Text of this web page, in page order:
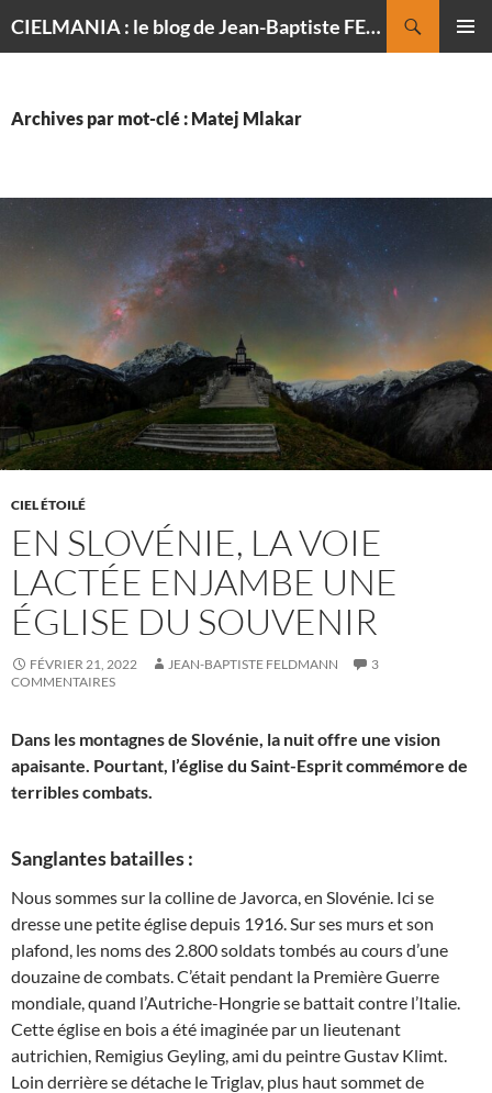
CIELMANIA : le blog de Jean-Baptiste FELDMANN, photographe du ciel
Archives par mot-clé : Matej Mlakar
CIEL ÉTOILÉ
EN SLOVÉNIE, LA VOIE
LACTÉE ENJAMBE UNE
ÉGLISE DU SOUVENIR
FÉVRIER 21, 2022 JEAN-BAPTISTE FELDMANN
3
COMMENTAIRES
Dans les montagnes de Slovénie, la nuit offre une vision
apaisante. Pourtant, l’église du Saint-Esprit commémore de
terribles combats.
Sanglantes batailles :
Nous sommes sur la colline de Javorca, en Slovénie. Ici se
dresse une petite église depuis 1916. Sur ses murs et son
plafond, les noms des 2.800 soldats tombés au cours d’une
douzaine de combats. C’était pendant la Première Guerre
mondiale, quand l’Autriche-Hongrie se battait contre l’Italie.
Cette église en bois a été imaginée par un lieutenant
autrichien, Remigius Geyling, ami du peintre Gustav Klimt.
Loin derrière se détache le Triglav, plus haut sommet de